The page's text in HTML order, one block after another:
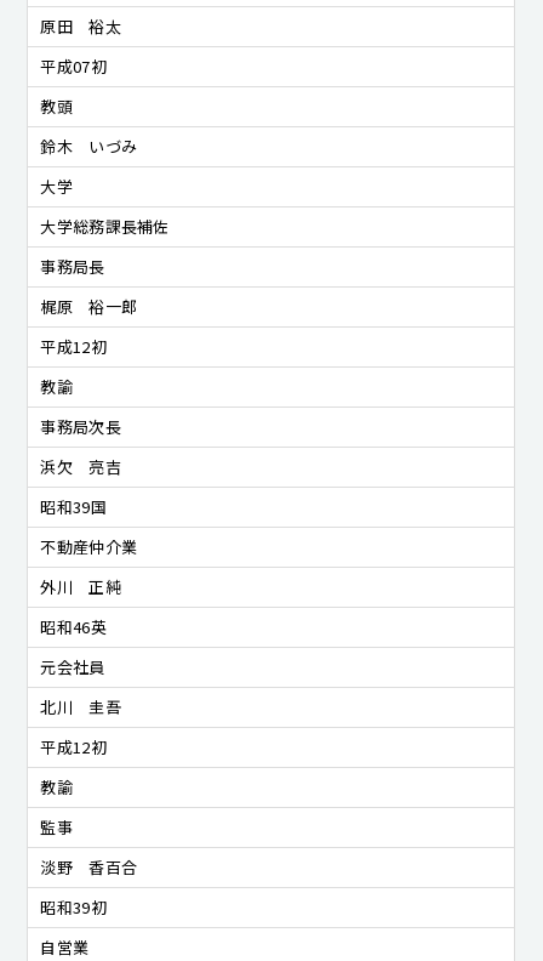
原田 裕太
平成07初
教頭
鈴木 いづみ
大学
大学総務課長補佐
事務局長
梶原 裕一郎
平成12初
教諭
事務局次長
浜欠 亮吉
昭和39国
不動産仲介業
外川 正純
昭和46英
元会社員
北川 圭吾
平成12初
教諭
監事
淡野 香百合
昭和39初
自営業